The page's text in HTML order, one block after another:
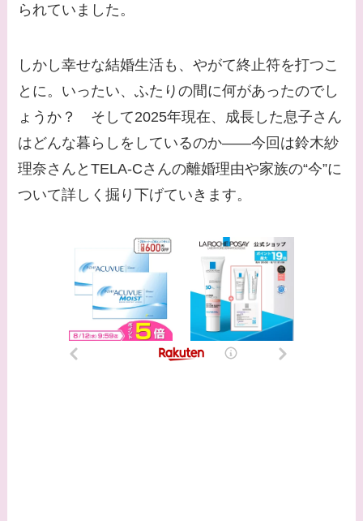
てる？
【画像】野呂佳代と似
時代痩せていた？旦那
との馴れ初めは？
てる女優３選！結婚し
て旦那がいる？北海道
のどこに住んでる？
【画像】中谷美紀と似
てる女優３選！旦那や
子供はいる？砂糖断ち
られていました。
しかし幸せな結婚生活も、やがて終止符を打つこ
とに。いったい、ふたりの間に何があったのでし
ょうか？ そして2025年現在、成長した息子さん
はどんな暮らしをしているのか——今回は鈴木紗
理奈さんとTELA-Cさんの離婚理由や家族の“今”に
ついて詳しく掘り下げていきます。